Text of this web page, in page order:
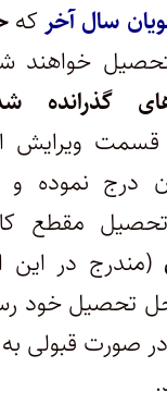
سال آخر که
خواهند
گذرانده
قسمت ویرایش
درج نموده و
مقطع
(مندرج در این
تحصیل خود
در صورت